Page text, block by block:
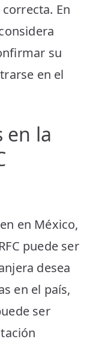
En
su
en el
en la
en México,
puede ser
desea
en el país,
ser